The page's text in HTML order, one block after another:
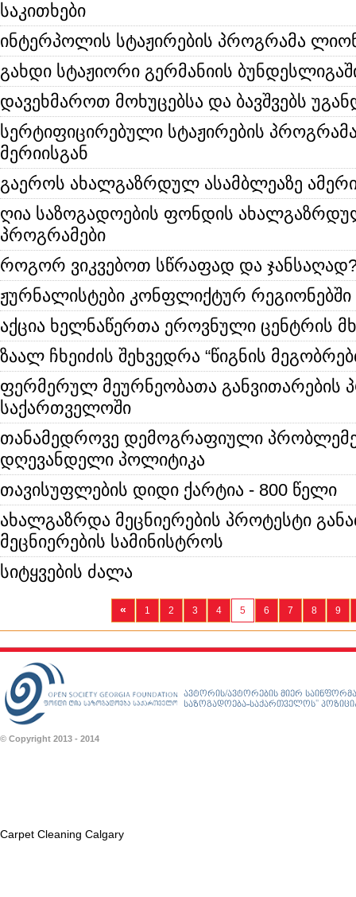
საკითხები
ინტერპოლის სტაჟირების პროგრამა
გახდი სტაჟიორი გერმანიის
დავეხმაროთ მოხუცებსა და ბავშვებს
სერტიფიცირებული სტაჟირების
მერიისგან
გაეროს ახალგაზრდულ ასამბლეაზე
ღია საზოგადოების ფონდის
პროგრამები
როგორ ვიკვებოთ სწრაფად და
ჟურნალისტები კონფლიქტურ რეგიონებში
აქცია ხელნაწერთა ეროვნული ცენტრის
ზაალ ჩხეიძის შეხვედრა “წიგნის
ფერმერულ მეურნეობათა განვითარების
საქართველოში
თანამედროვე დემოგრაფიული
დღევანდელი პოლიტიკა
თავისუფლების დიდი ქარტია - 800 წელი
ახალგაზრდა მეცნიერების პროტესტი
მეცნიერების სამინისტროს
სიტყვების ძალა
« 1 2 3 4 5 6 7 8 9
ავტორის/ავტორების მიერ
საზოგადოება-საქართველოს”
© Copyright 2013 - 2014
Carpet Cleaning Calgary